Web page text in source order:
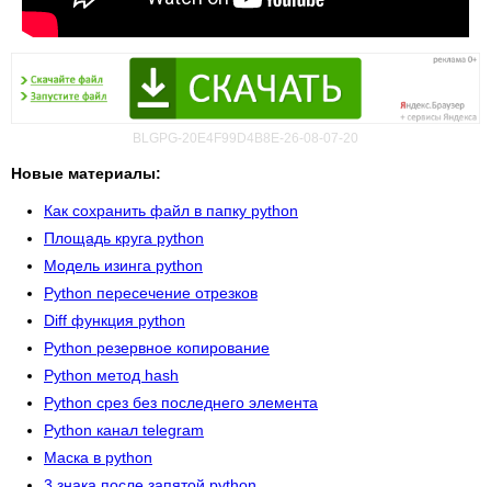
BLGPG-20E4F99D4B8E-26-08-07-20
Новые материалы:
Как сохранить файл в папку python
Площадь круга python
Модель изинга python
Python пересечение отрезков
Diff функция python
Python резервное копирование
Python метод hash
Python срез без последнего элемента
Python канал telegram
Маска в python